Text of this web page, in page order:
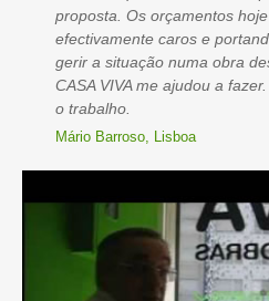
proposta. Os orçamentos
efectivamente caros e
gerir a situação numa obra
CASA VIVA me ajudou a
o trabalho.
Mário Barroso, Lisboa